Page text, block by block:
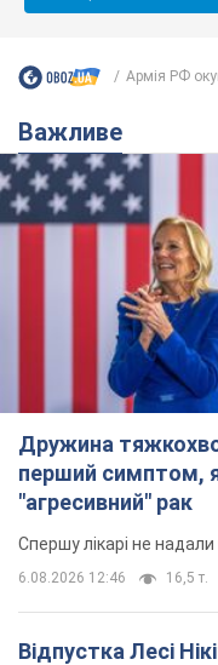
Армія РФ
Важливе
Дружина
перший симптом,
"агресивний" рак
Спершу лікарі не
6.08.2026 12:46 16,5 т.
Відпустка Лесі